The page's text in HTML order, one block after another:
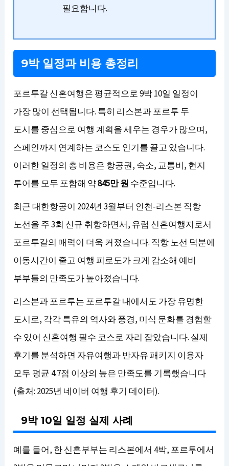
필요합니다.
9박 일정과 비용 총정리
포르투갈 신혼여행은 평균적으로 9박 10일 일정이
가장 많이 선택됩니다. 특히 리스본과 포르투 두
도시를 중심으로 여행 계획을 세우는 경우가 많으며,
스페인까지 연계하는 코스도 인기를 끌고 있습니다.
이러한 일정의 총 비용은 항공권, 숙소, 교통비, 현지
투어를 모두 포함해 약845만 원 수준입니다.
최근 대한항공이 2024년 3월부터 인천-리스본 직항
노선을 주 3회 신규 취항하면서, 유럽 신혼여행지로서
포르투갈의 매력이 더욱 커졌습니다. 직항 노선 덕분에
이동시간이 줄고 여행 피로도가 크게 감소해 예비
부부들의 만족도가 높아졌습니다.
리스본과 포르투는 포르투갈 내에서도 가장 유명한
도시로, 각각 특유의 역사와 풍경, 미식 문화를 경험할
수 있어 신혼여행 필수 코스로 자리 잡았습니다. 실제
후기를 분석하면 자유여행과 반자유 패키지 이용자
모두 평균 4.7점 이상의 높은 만족도를 기록했습니다
(출처: 2025년 네이버 여행 후기 데이터).
9박 10일 일정 실제 사례
예를 들어, 한 신혼부부는 리스본에서 4박, 포르투에서